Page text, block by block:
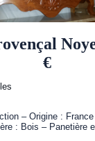
€
– Origine :
: Bois – Panetière